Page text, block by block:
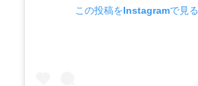
この投稿をInstagramで見る